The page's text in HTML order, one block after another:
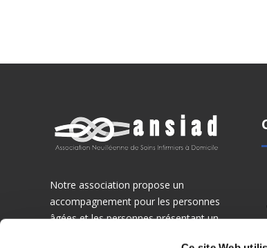
Notre association propose un
accompagnement pour les personnes
âgées et les personnes présentant un